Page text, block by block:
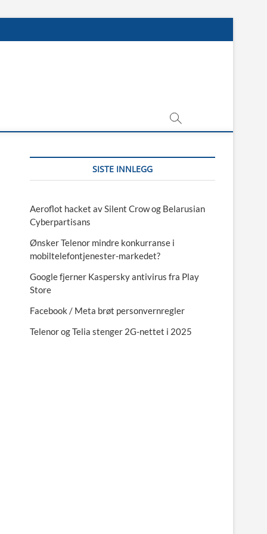
SISTE INNLEGG
Aeroflot hacket av Silent Crow og Belarusian
Cyberpartisans
Ønsker Telenor mindre konkurranse i
mobiltelefontjenester-markedet?
Google fjerner Kaspersky antivirus fra Play
Store
Facebook / Meta brøt personvernregler
Telenor og Telia stenger 2G-nettet i 2025